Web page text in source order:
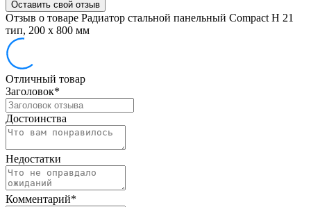
Оставить свой отзыв
Отзыв о товаре Радиатор стальной панельный Compact H 21
тип, 200 х 800 мм
Отличный товар
Заголовок*
Достоинства
Недостатки
Комментарий*